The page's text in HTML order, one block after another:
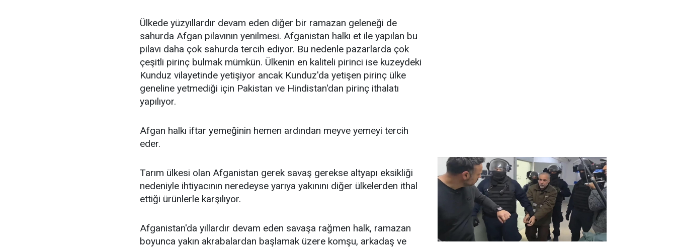
Ülkede yüzyıllardır devam eden diğer bir ramazan geleneği de
sahurda Afgan pilavının yenilmesi. Afganistan halkı et ile yapılan bu
pilavı daha çok sahurda tercih ediyor. Bu nedenle pazarlarda çok
çeşitli pirinç bulmak mümkün. Ülkenin en kaliteli pirinci ise kuzeydeki
Kunduz vilayetinde yetişiyor ancak Kunduz'da yetişen pirinç ülke
geneline yetmediği için Pakistan ve Hindistan'dan pirinç ithalatı
yapılıyor.
Afgan halkı iftar yemeğinin hemen ardından meyve yemeyi tercih
eder.
Tarım ülkesi olan Afganistan gerek savaş gerekse altyapı eksikliği
nedeniyle ihtiyacının neredeyse yarıya yakınını diğer ülkelerden ithal
ettiği ürünlerle karşılıyor.
Afganistan'da yıllardır devam eden savaşa rağmen halk, ramazan
boyunca yakın akrabalardan başlamak üzere komşu, arkadaş ve